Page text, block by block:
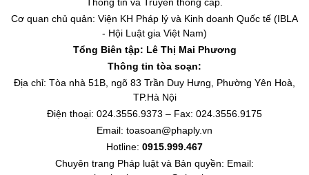
Cơ quan chủ quản: Viện KH Pháp lý và Kinh doanh Quốc tế (IBLA
- Hội Luật gia Việt Nam)
Tổng Biên tập: Lê Thị Mai Phương
Thông tin tòa soạn:
Địa chỉ: Tòa nhà 51B, ngõ 83 Trần Duy Hưng, Phường Yên Hoà,
TP.Hà Nội
Điện thoại: 024.3556.9373 – Fax: 024.3556.9175
Email: toasoan@phaply.vn
Hotline: 0915.999.467
Chuyên trang Pháp luật và Bản quyền: Email: